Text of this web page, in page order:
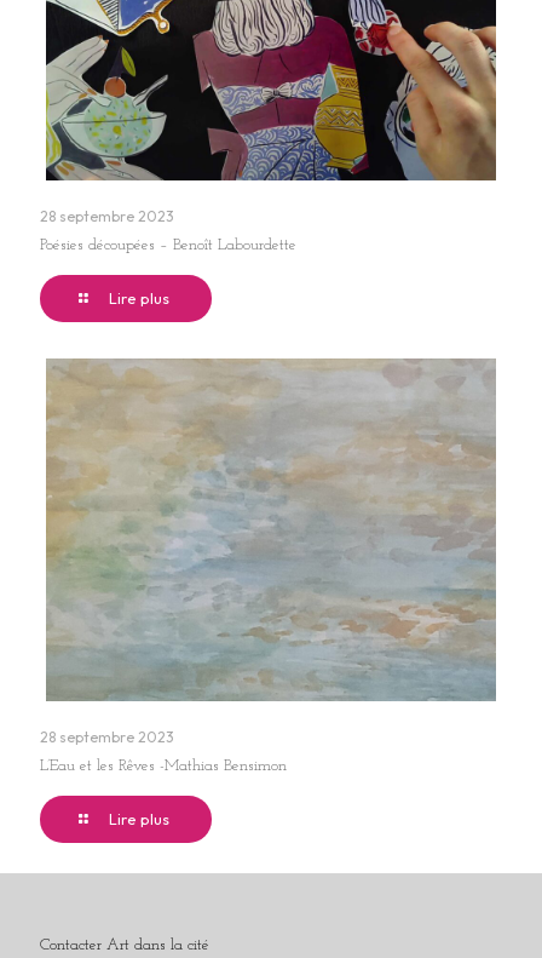
28 septembre 2023
Poésies découpées – Benoît Labourdette
Lire plus
28 septembre 2023
L’Eau et les Rêves -Mathias Bensimon
Lire plus
Contacter Art dans la cité